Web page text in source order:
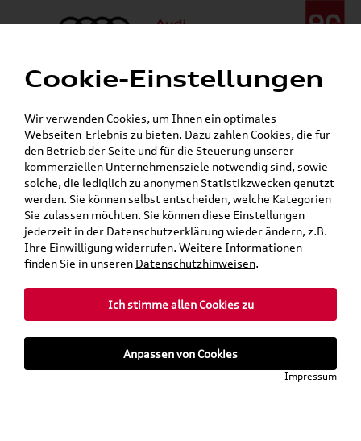
Menü
24h-Pannenhilfe:+49 (0)171 / 870 72 87
Gerade geöffnet
Verkauf:
Mo. - Fr. 08:00 - 19:00 Uhr Sa. 09:00 - 13:00 Uhr
Service:Mo. - Fr. 06:00 - 20:00 Uhr Sa. 08:00 - 13:00 Uhr
Cookie-Einstellungen
Wir verwenden Cookies, um Ihnen ein optimales
Webseiten-Erlebnis zu bieten. Dazu zählen Cookies, die für
den Betrieb der Seite und für die Steuerung unserer
kommerziellen Unternehmensziele notwendig sind, sowie
solche, die lediglich zu anonymen Statistikzwecken genutzt
werden. Sie können selbst entscheiden, welche Kategorien
Sie zulassen möchten. Sie können diese Einstellungen
jederzeit in der Datenschutzerklärung wieder ändern, z.B.
Ihre Einwilligung widerrufen. Weitere Informationen
finden Sie in unseren Datenschutzhinweisen.
Ich stimme allen Cookies zu
Anpassen von Cookies
Impressum